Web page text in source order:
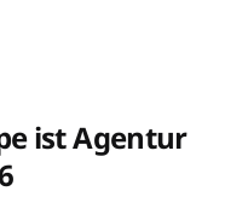
ist Agentur